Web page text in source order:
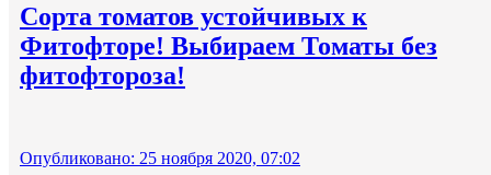
Сорта томатов устойчивых к
Фитофторе! Выбираем Томаты без
фитофтороза!
Опубликовано: 25 ноября 2020, 07:02